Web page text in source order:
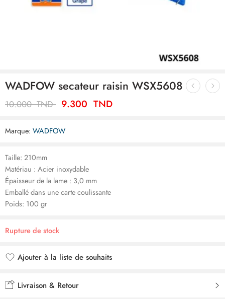
WADFOW secateur raisin WSX5608
10.000TND 9.300 TND
Marque: WADFOW
Taille: 210mm
Matériau : Acier inoxydable
Épaisseur de la lame : 3,0 mm
Emballé dans une carte coulissante
Poids: 100 gr
Rupture de stock
Ajouter à la liste de souhaits
Livraison & Retour